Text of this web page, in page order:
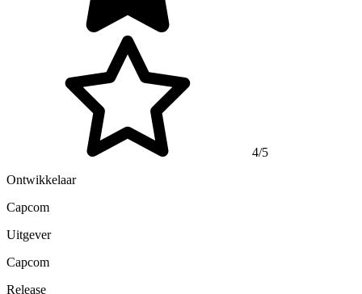
4/5
Ontwikkelaar
Capcom
Uitgever
Capcom
Release